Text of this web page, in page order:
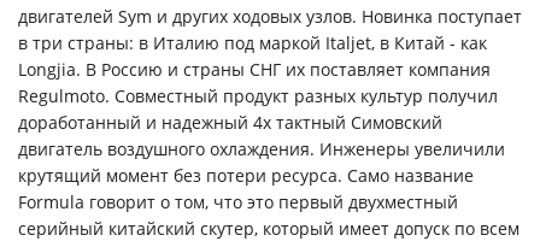
двигателей Sym и других ходовых узлов. Новинка поступает
в три страны: в Италию под маркой Italjet, в Китай - как
Longjia. В Россию и страны СНГ их поставляет компания
Regulmoto. Совместный продукт разных культур получил
доработанный и надежный 4х тактный Симовский
двигатель воздушного охлаждения. Инженеры увеличили
крутящий момент без потери ресурса. Само название
Formula говорит о том, что это первый двухместный
серийный китайский скутер, который имеет допуск по всем